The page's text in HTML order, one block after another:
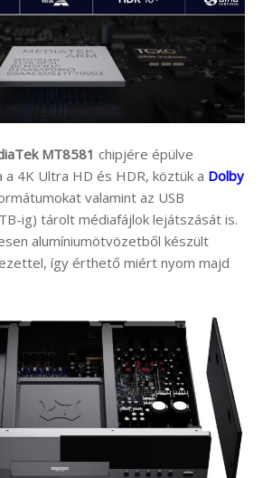
MT8581 chipjére épülve
4K Ultra HD és HDR, köztük a Dolby
valamint az USB
ig) tárolt médiafájlok lejátszását is.
alumíniumötvözetből készült
így érthető miért nyom majd